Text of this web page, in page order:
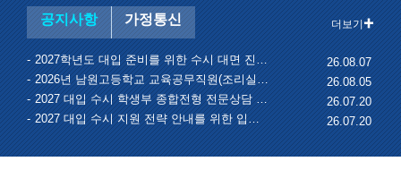
공지사항 더보기
2027학년도 대입 준비를 위한 수시 대면 진학상담 운영 및 신청 안내
26.08.07
2026년 남원고등학교 교육공무직원(조리실무사) 채용 공고
26.08.05
2027 대입 수시 학생부 종합전형 전문상담 신청 안내
26.07.20
2027 대입 수시 지원 전략 안내를 위한 입시설명회 실시
26.07.20
가정통신